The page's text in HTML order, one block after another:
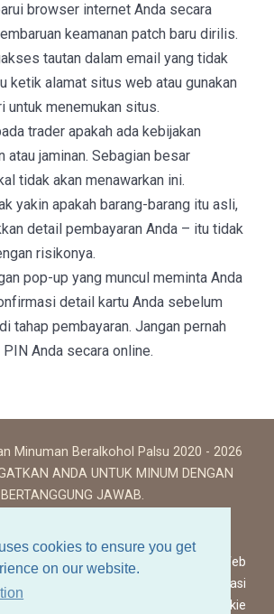
cookies to ensure you get
on our website.
browser internet Anda secara
keamanan patch baru dirilis.
tautan dalam email yang tidak
ketik alamat situs web atau gunakan
untuk menemukan situs.
trader apakah ada kebijakan
atau jaminan. Sebagian besar
tidak akan menawarkan ini.
yakin apakah barang-barang itu asli,
detail pembayaran Anda – itu tidak
risikonya.
pop-up yang muncul meminta Anda
detail kartu Anda sebelum
tahap pembayaran. Jangan pernah
Anda secara online.
Minuman Beralkohol Palsu 2020 - 2026
ANDA UNTUK MINUM DENGAN
BERTANGGUNG JAWAB.
Ketentuan Penggunaan Situs Web
Kebijakan Privasi
Kebijakan Cookie